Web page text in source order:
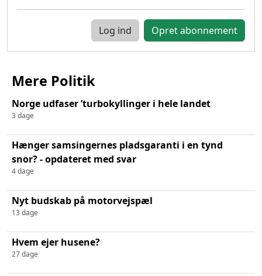
Log ind
Mere Politik
Norge udfaser ’turbokyllinger i hele landet
3 dage
Hænger samsingernes pladsgaranti i en tynd
snor? - opdateret med svar
4 dage
Nyt budskab på motorvejspæl
13 dage
Hvem ejer husene?
27 dage